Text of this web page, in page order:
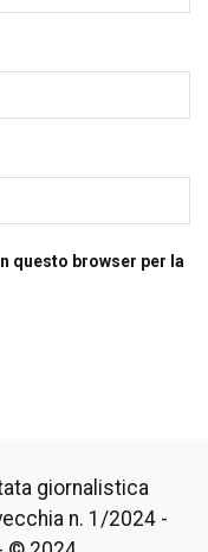
questo browser per la
giornalistica
n. 1/2024 -